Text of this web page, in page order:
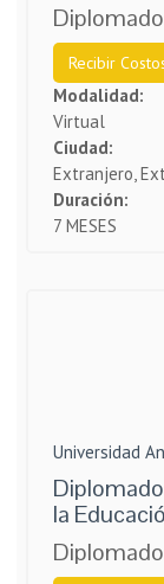
Recibir
Modalidad:
Virtual
Ciudad:
Extranjero,
Duración:
7 MESES
Universidad
la